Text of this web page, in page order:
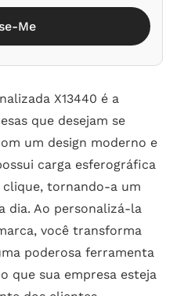
Me
X13440 é a
que desejam se
um design moderno e
carga esferográfica
tornando-a um
dia. Ao personalizá-la
você transforma
poderosa ferramenta
que sua empresa esteja